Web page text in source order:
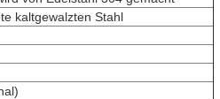
kaltgewalzten Stahl